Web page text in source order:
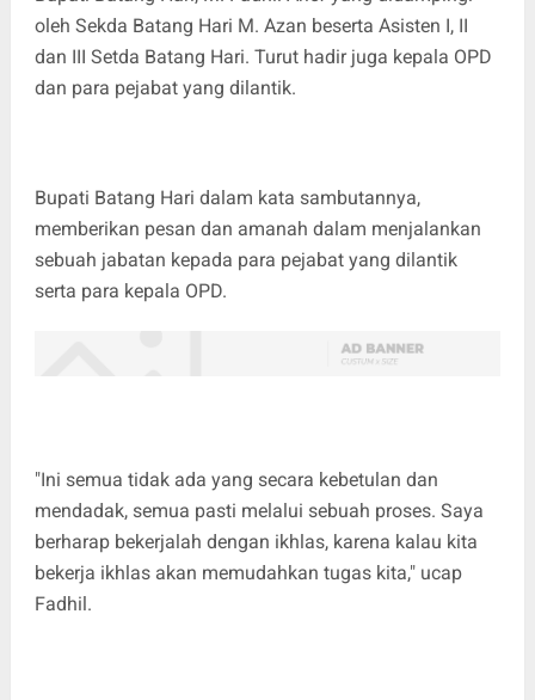
oleh Sekda Batang Hari M. Azan beserta Asisten I, II
dan III Setda Batang Hari. Turut hadir juga kepala OPD
dan para pejabat yang dilantik.
Bupati Batang Hari dalam kata sambutannya,
memberikan pesan dan amanah dalam menjalankan
sebuah jabatan kepada para pejabat yang dilantik
serta para kepala OPD.
"Ini semua tidak ada yang secara kebetulan dan
mendadak, semua pasti melalui sebuah proses. Saya
berharap bekerjalah dengan ikhlas, karena kalau kita
bekerja ikhlas akan memudahkan tugas kita," ucap
Fadhil.